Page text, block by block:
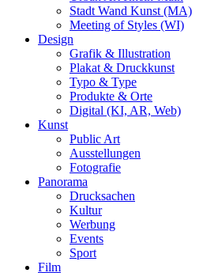
Stadt Wand Kunst (MA)
Meeting of Styles (WI)
Design
Grafik & Illustration
Plakat & Druckkunst
Typo & Type
Produkte & Orte
Digital (KI, AR, Web)
Kunst
Public Art
Ausstellungen
Fotografie
Panorama
Drucksachen
Kultur
Werbung
Events
Sport
Film